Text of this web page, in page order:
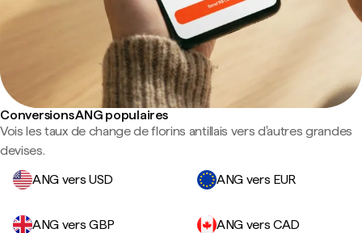
Conversions ANG populaires
Vois les taux de change de florins antillais vers d'autres grandes
devises.
ANG vers USD
ANG vers EUR
ANG vers GBP ANG vers CAD